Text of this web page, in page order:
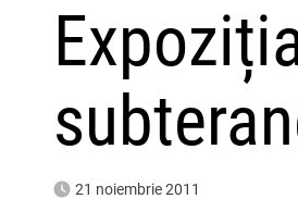
21 noiembrie 2011